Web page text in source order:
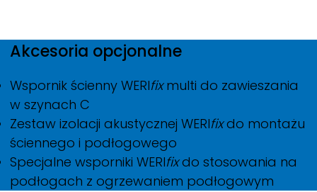
Akcesoria opcjonalne
Wspornik ściennyWERIfix multi do zawieszania
w szynach C
Zestaw izolacji akustycznej WERIfix do montażu
ściennego i podłogowego
Specjalne wsporniki WERIfix do stosowania na
podłogach z ogrzewaniem podłogowym